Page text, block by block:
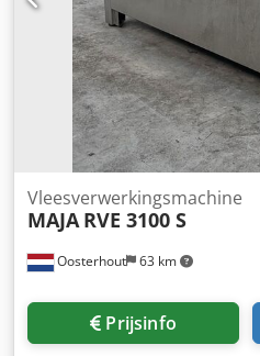
Oosterhout 63 km
Vleesverwerkingsmachine
MAJA RVE 3100 S
Prijsinfo